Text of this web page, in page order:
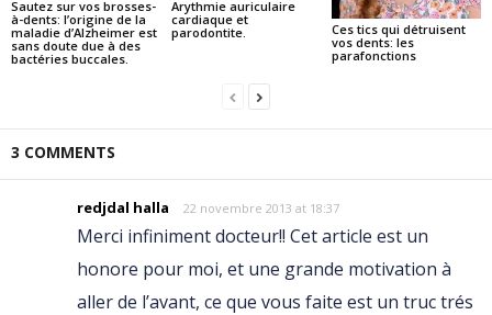
Sautez sur vos brosses-
à-dents: l’origine de la
maladie d’Alzheimer est
sans doute due à des
bactéries buccales.
Arythmie auriculaire
cardiaque et
parodontite.
Ces tics qui détruisent
vos dents: les
parafonctions
3 COMMENTS
redjdal halla 22 novembre 2013 at 18:37
Merci infiniment docteur!! Cet article est un
honore pour moi, et une grande motivation à
aller de l’avant, ce que vous faite est un truc trés